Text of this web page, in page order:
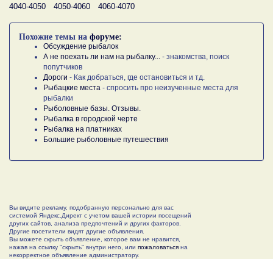
4040-4050
4050-4060 4060-4070
Похожие темы на форуме:
Обсуждение рыбалок
А не поехать ли нам на рыбалку... - знакомства, поиск
попутчиков
Дороги - Как добраться, где остановиться и тд.
Рыбацкие места - спросить про неизученные места для
рыбалки
Рыболовные базы. Отзывы.
Рыбалка в городской черте
Рыбалка на платниках
Большие рыболовные путешествия
Вы видите рекламу, подобранную персонально для вас
системой Яндекс.Директ с учетом вашей истории посещений
других сайтов, анализа предпочтений и других факторов.
Другие посетители видят другие объявления.
Вы можете скрыть объявление, которое вам не нравится,
нажав на ссылку "скрыть" внутри него, или пожаловаться на
некорректное объявление администратору.